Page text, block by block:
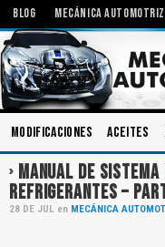
BLOG MECÁNICA AUTOMOTRIZ
Modificaciones Aceites
MANUAL DE
REFRIGERANTES –
28 DE JUL en MECÁNICA